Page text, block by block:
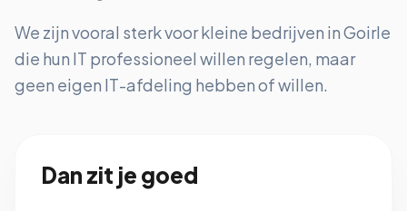
We zijn vooral sterk voor kleine bedrijven in Goirle
die hun IT professioneel willen regelen, maar
geen eigen IT-afdeling hebben of willen.
Dan zit je goed